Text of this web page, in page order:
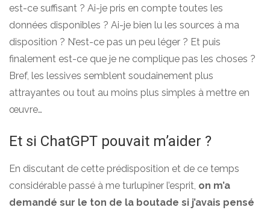
est-ce suffisant ? Ai-je pris en compte toutes les
données disponibles ? Ai-je bien lu les sources à ma
disposition ? N’est-ce pas un peu léger ? Et puis
finalement est-ce que je ne complique pas les choses ?
Bref, les lessives semblent soudainement plus
attrayantes ou tout au moins plus simples à mettre en
œuvre…
Et si ChatGPT pouvait m’aider ?
En discutant de cette prédisposition et de ce temps
considérable passé à me turlupiner l’esprit, on m’a
demandé sur le ton de la boutade si j’avais pensé